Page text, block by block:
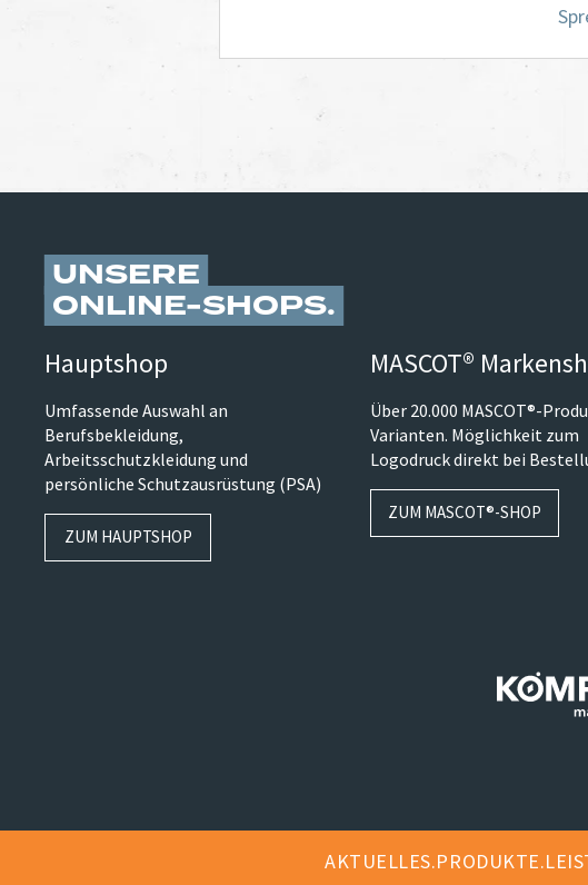
UNSERE
ONLINE-SHOPS
Hauptshop
Umfassende Auswahl an
Berufsbekleidung,
Arbeitsschutzkleidung und
persönliche Schutzausrüstung (PSA)
ZUM HAUPTSHOP
MASCOT®
Über 20.000 MASCOT®-
Varianten. Möglichkeit zum
Logodruck direkt bei
ZUM MASCOT®-SHOP
AKTUELLES PRODUKTE